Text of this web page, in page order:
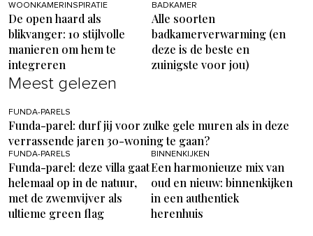
WOONKAMERINSPIRATIE
De open haard als
blikvanger: 10 stijlvolle
manieren om hem te
integreren
BADKAMER
Alle soorten
badkamerverwarming (en
deze is de beste en
zuinigste voor jou)
Meest gelezen
FUNDA-PARELS
Funda-parel: durf jij voor zulke gele muren als in deze
verrassende jaren 30-woning te gaan?
FUNDA-PARELS
Funda-parel: deze villa gaat
helemaal op in de natuur,
met de zwemvijver als
ultieme green flag
BINNENKIJKEN
Een harmonieuze mix van
oud en nieuw: binnenkijken
in een authentiek
herenhuis